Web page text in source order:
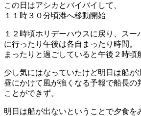
この日はアシカとバイバイして、
１１時３０分頃港へ移動開始
１２時頃ホリデーハウスに戻り、スー
に行ったり午後は各自まったり時間。
まったりと過ごしていると午後２時頃
少し気にはなっていたけど明日は船が
昼にかけて風が強くなる予報で船長の
ことができず。
明日は船が出ないということで夕食を